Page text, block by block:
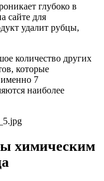
глубоко в
сайте для
удалит рубцы,
количество других
которые
именно 7
наиболее
химическим